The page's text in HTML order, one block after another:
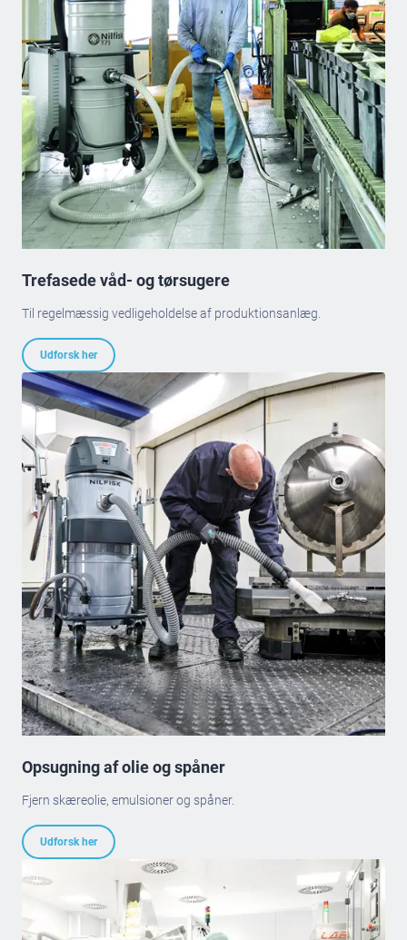
Trefasede våd- og tørsugere
Til regelmæssig vedligeholdelse af produktionsanlæg.
Udforsk her
Opsugning af olie og spåner
Fjern skæreolie, emulsioner og spåner.
Udforsk her